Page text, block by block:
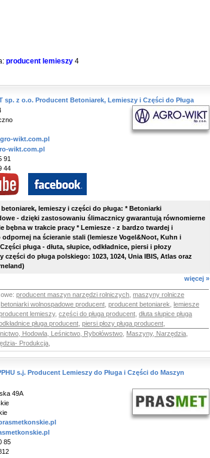
producent lemieszy 4
sp. z o.o. Producent Betoniarek, Lemieszy i Części do Pługa
wikt.com.pl
wikt.com.pl
91
44
lemieszy i części do pługa: * Betoniarki
- dzięki zastosowaniu ślimacznicy gwarantują równomierne
bębna w trakcie pracy * Lemiesze - z bardzo twardej i
na ścieranie stali (lemiesze Vogel&Noot, Kuhn i
pługa - dłuta, słupice, odkładnice, piersi i płozy
części do pługa polskiego: 1023, 1024, Unia IBIS, Atlas oraz
więcej »
producent maszyn narzędzi rolniczych maszyny rolnicze
betoniarki wolnospadowe producent producent betoniarek lemiesze
lemieszy, części do pługa producent dłuta słupice pługa
pługa producent piersi płozy pługa producent
Hodowla, Leśnictwo, Rybołówstwo Maszyny, Narzędzia,
Produkcja
s.j. Producent Lemieszy do Pługa i Części do Maszyn
49A
85